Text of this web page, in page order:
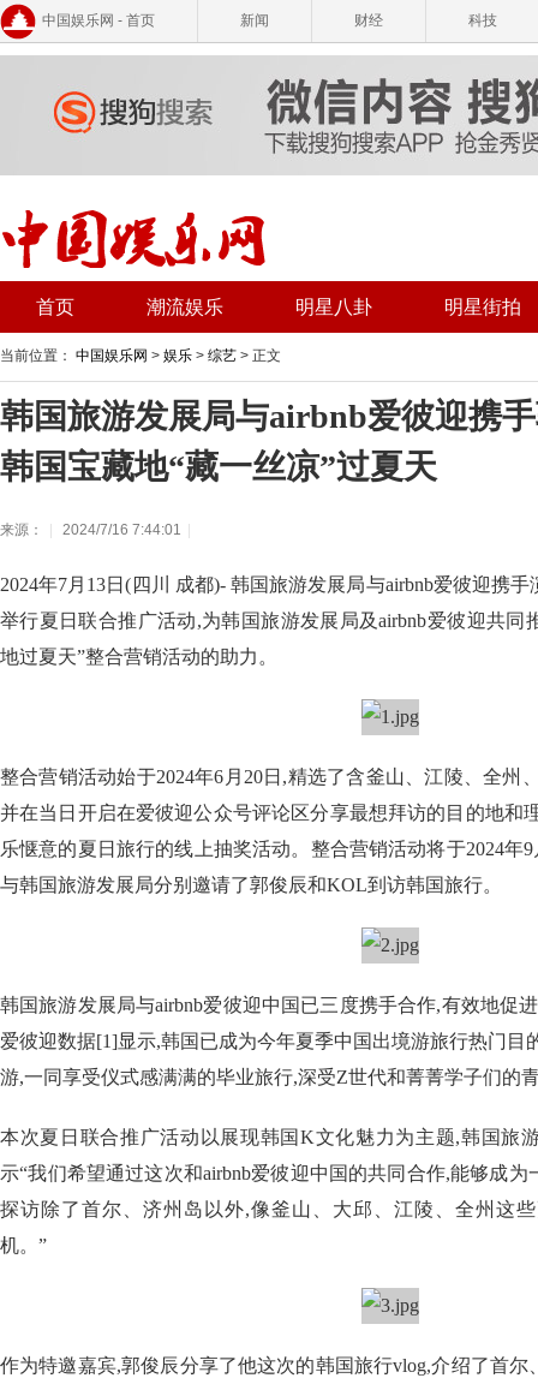
中国娱乐网 - 首页 新闻 财经 科技
首页 潮流娱乐 明星八卦 明星街拍
当前位置： 中国娱乐网 > 娱乐 > 综艺 > 正文
韩国旅游发展局与airbnb爱彼迎携
韩国宝藏地“藏一丝凉”过夏天
来源： 2024/7/16 7:44:01
2024年7月13日(四川 成都)- 韩国旅游发展局与airbnb爱彼迎携
举行夏日联合推广活动,为韩国旅游发展局及airbnb爱彼迎共同
地过夏天”整合营销活动的助力。
整合营销活动始于2024年6月20日,精选了含釜山、江陵、全州
并在当日开启在爱彼迎公众号评论区分享最想拜访的目的地和
乐惬意的夏日旅行的线上抽奖活动。整合营销活动将于2024年
与韩国旅游发展局分别邀请了郭俊辰和KOL到访韩国旅行。
韩国旅游发展局与airbnb爱彼迎中国已三度携手合作,有效地促
爱彼迎数据[1]显示,韩国已成为今年夏季中国出境游旅行热门目
游,一同享受仪式感满满的毕业旅行,深受Z世代和菁菁学子们的
本次夏日联合推广活动以展现韩国K文化魅力为主题,韩国旅
示“我们希望通过这次和airbnb爱彼迎中国的共同合作,能够成
探访除了首尔、济州岛以外,像釜山、大邱、江陵、全州这
机。”
作为特邀嘉宾,郭俊辰分享了他这次的韩国旅行vlog,介绍了首